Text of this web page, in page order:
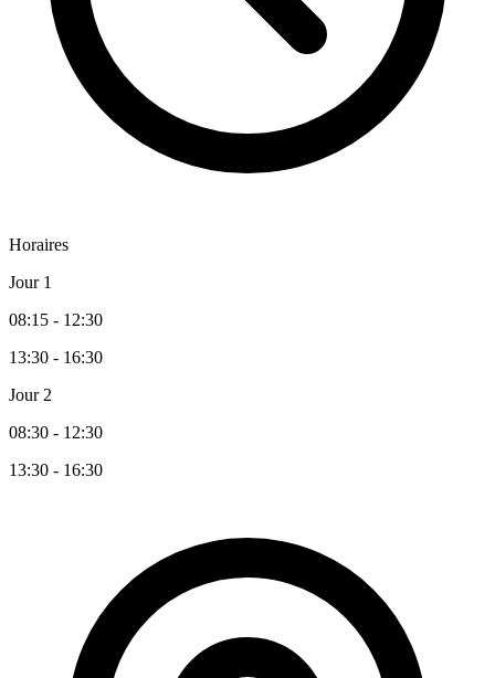
Horaires
Jour 1
08:15 - 12:30
13:30 - 16:30
Jour 2
08:30 - 12:30
13:30 - 16:30